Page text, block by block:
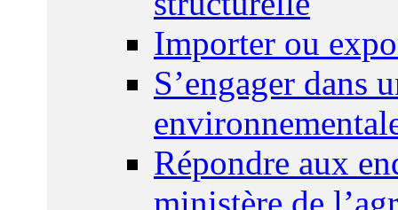
Importer ou
S’engager dans
Répondre aux